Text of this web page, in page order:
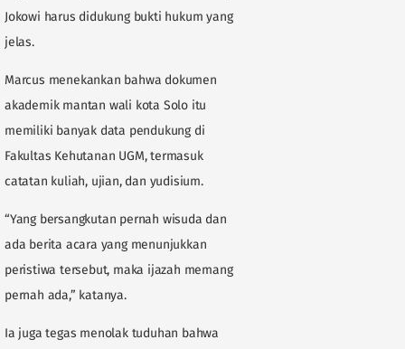
Jokowi harus didukung bukti hukum yang
jelas.
Marcus menekankan bahwa dokumen
akademik mantan wali kota Solo itu
memiliki banyak data pendukung di
Fakultas Kehutanan UGM, termasuk
catatan kuliah, ujian, dan yudisium.
“Yang bersangkutan pernah wisuda dan
ada berita acara yang menunjukkan
peristiwa tersebut, maka ijazah memang
pernah ada,” katanya.
Ia juga tegas menolak tuduhan bahwa